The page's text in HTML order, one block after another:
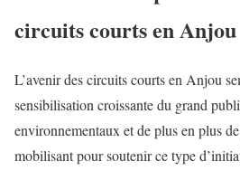
circuits courts en Anjou
L’avenir des circuits courts en Anjou
sensibilisation croissante du grand
environnementaux et de plus en plus
mobilisant pour soutenir ce type